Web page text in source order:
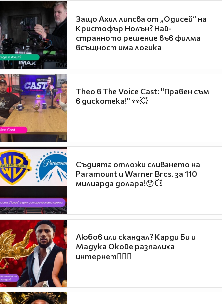
Защо Ахил липсва от „Одисей“ на
Кристофър Нолън? Най-
странното решение във филма
всъщност има логика
Theo в The Voice Cast: "Правен съм
в дискотека!" 👀💥
Съдията отложи сливането на
Paramount и Warner Bros. за 110
милиарда долара!😯💥
Любов или скандал? Карди Би и
Мадука Окойе разпалиха
интернет❤️‍🔥🔥